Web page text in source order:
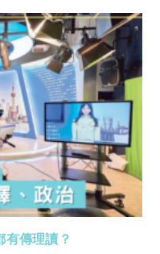
有傳理讀？